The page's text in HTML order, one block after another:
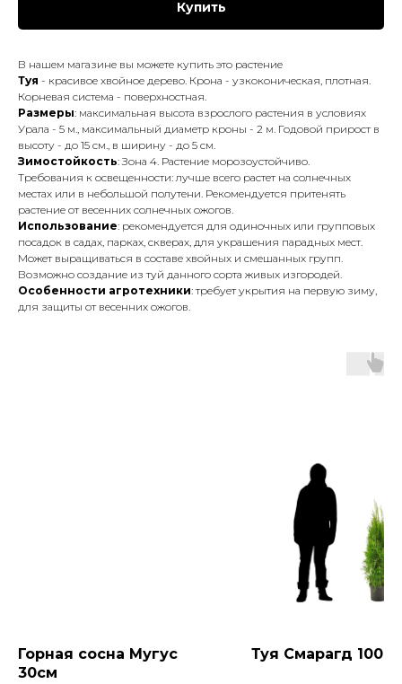
Купить
В нашем магазине вы можете купить это растение
Туя - красивое хвойное дерево. Крона - узкоконическая, плотная.
Корневая система - поверхностная.
Размеры: максимальная высота взрослого растения в условиях
Урала - 5 м., максимальный диаметр кроны - 2 м. Годовой прирост в
высоту - до 15 см., в ширину - до 5 см.
Зимостойкость: Зона 4. Растение морозоустойчиво.
Требования к освещенности: лучше всего растет на солнечных
местах или в небольшой полутени. Рекомендуется притенять
растение от весенних солнечных ожогов.
Использование: рекомендуется для одиночных или групповых
посадок в садах, парках, скверах, для украшения парадных мест.
Может выращиваться в составе хвойных и смешанных групп.
Возможно создание из туй данного сорта живых изгородей.
Особенности агротехники: требует укрытия на первую зиму,
для защиты от весенних ожогов.
Горная сосна Мугус
30см
Туя Смарагд 100-